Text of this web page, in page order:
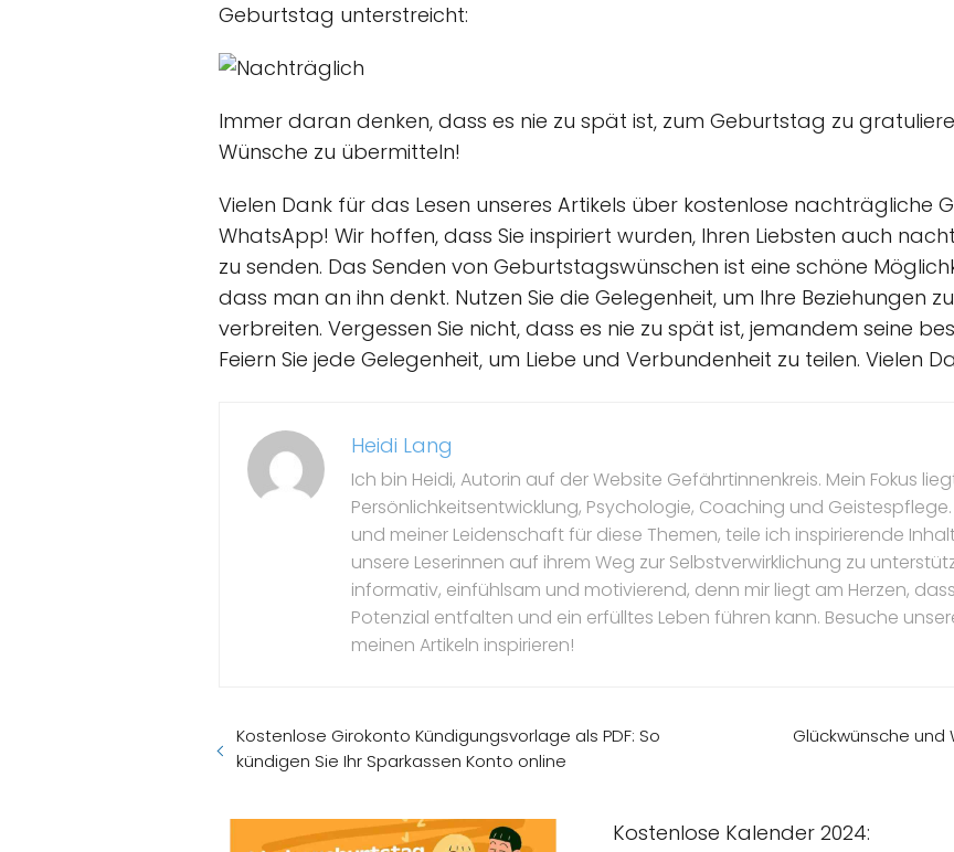
Geburtstag unterstreicht:
Immer daran denken, dass es nie zu spät ist, zum Geburtstag zu
Wünsche zu übermitteln!
Vielen Dank für das Lesen unseres Artikels über kostenlose nachträgliche
WhatsApp! Wir hoffen, dass Sie inspiriert wurden, Ihren Liebsten auch
zu senden. Das Senden von Geburtstagswünschen ist eine schöne
dass man an ihn denkt. Nutzen Sie die Gelegenheit, um Ihre Beziehungen
verbreiten. Vergessen Sie nicht, dass es nie zu spät ist, jemandem seine
Feiern Sie jede Gelegenheit, um Liebe und Verbundenheit zu teilen. Vielen
Heidi Lang
Ich bin Heidi, Autorin auf der Website Gefährtinnenkreis. Mein Fokus
Persönlichkeitsentwicklung, Psychologie, Coaching und
und meiner Leidenschaft für diese Themen, teile ich inspirierende
unsere Leserinnen auf ihrem Weg zur Selbstverwirklichung zu
informativ, einfühlsam und motivierend, denn mir liegt am Herzen,
Potenzial entfalten und ein erfülltes Leben führen kann. Besuche
meinen Artikeln inspirieren!
Kostenlose Girokonto Kündigungsvorlage als PDF: So
kündigen Sie Ihr Sparkassen Konto online
Glückwünsche und
Kostenlose Kalender 2024: